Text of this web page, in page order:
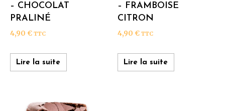
– CHOCOLAT
PRALINÉ
4,90 € TTC
Lire la suite
– FRAMBOISE
CITRON
4,90 € TTC
Lire la suite